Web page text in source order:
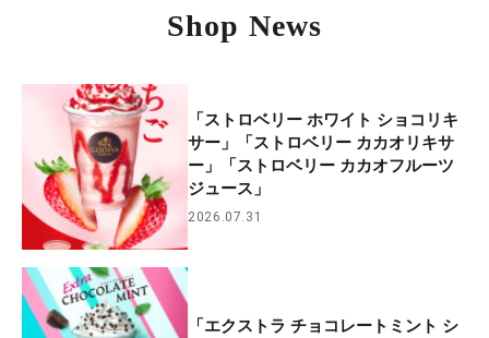
Shop News
「ストロベリー ホワイト ショコリキ
サー」「ストロベリー カカオリキサ
ー」「ストロベリー カカオフルーツ
ジュース」
2026.07.31
「エクストラ チョコレートミント シ